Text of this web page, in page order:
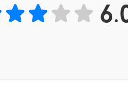
술 방식은 일종의 서사시적 리듬을
질렀는가’라는 질문과 그 시간 속